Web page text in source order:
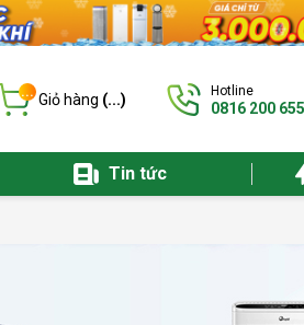
... Giỏ hàng (...) Hotline
0816 200 655
Tin tức